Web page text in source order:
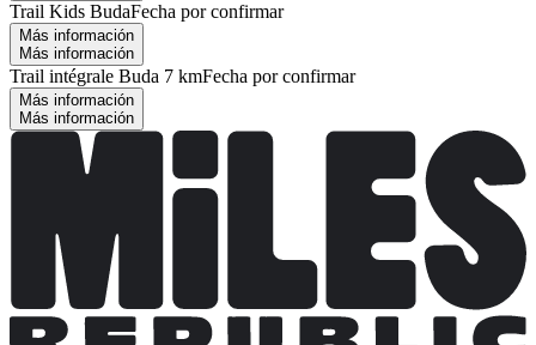
Trail Kids BudaFecha por confirmar
Más información
Más información
Trail intégrale Buda 7 kmFecha por confirmar
Más información
Más información